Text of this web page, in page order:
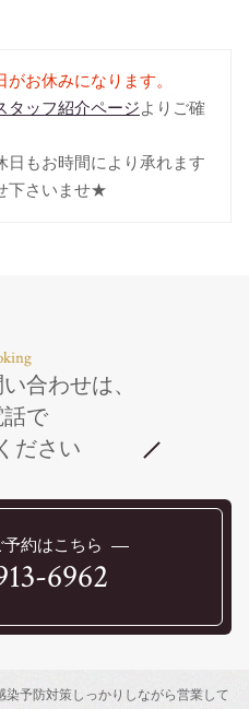
お休みになります。
タッフ紹介ページよりご確
もお時間により承れます
下さいませ★
合わせは、
話で
ださい
約はこちら
6962
染予防対策しっかりしながら営業して